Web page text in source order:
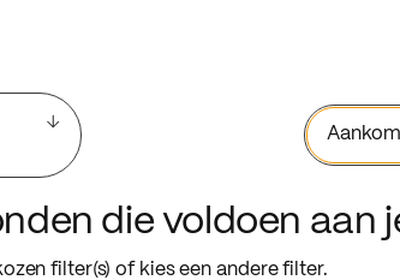
die voldoen aan
filter(s) of kies een andere filter.